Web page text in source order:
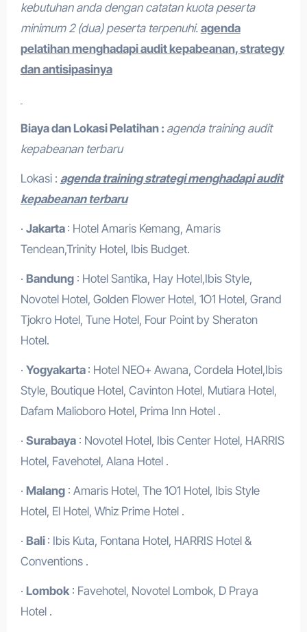
kebutuhan anda dengan catatan kuota peserta
minimum 2 (dua) peserta terpenuhi. agenda
pelatihan menghadapi audit kepabeanan, strategy
dan antisipasinya
Biaya dan Lokasi Pelatihan : agenda training audit
kepabeanan terbaru
Lokasi : agenda training strategi menghadapi audit
kepabeanan terbaru
· Jakarta : Hotel Amaris Kemang, Amaris
Tendean,Trinity Hotel, Ibis Budget.
· Bandung: Hotel Santika, Hay Hotel,Ibis Style,
Novotel Hotel, Golden Flower Hotel, 1O1 Hotel, Grand
Tjokro Hotel, Tune Hotel, Four Point by Sheraton
Hotel.
· Yogyakarta : Hotel NEO+ Awana, Cordela Hotel,Ibis
Style, Boutique Hotel, Cavinton Hotel, Mutiara Hotel,
Dafam Malioboro Hotel, Prima Inn Hotel .
· Surabaya: Novotel Hotel, Ibis Center Hotel, HARRIS
Hotel, Favehotel, Alana Hotel .
· Malang: Amaris Hotel, The 1O1 Hotel, Ibis Style
Hotel, El Hotel, Whiz Prime Hotel .
· Bali : Ibis Kuta, Fontana Hotel, HARRIS Hotel &
Conventions .
· Lombok: Favehotel, Novotel Lombok, D Praya
Hotel .